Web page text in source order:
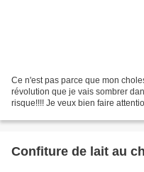
Ce n'est pas parce que mon
révolution que je vais sombrer
risque!!!! Je veux bien faire
Confiture de lait au